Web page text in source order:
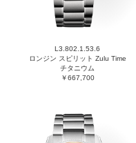
L3.802.1.53.6
ロンジン スピリット Zulu Time
チタニウム
￥667,700